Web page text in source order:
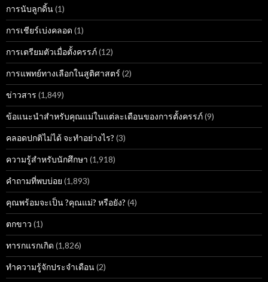
การนับลูกดิ้น(1)
การเชียร์เบ่งคลอด (1)
การเตรียมตัวเมื่อตั้งครรภ์(12)
การแพทย์ทางเลือกในสูติศาสตร์ (2)
ข่าวสาร (1,849)
ข้อแนะนำสำหรับคุณแม่ในแต่ละเดือนของการตั้งครรภ์(9)
คลอดปกติไม่ได้ จะทำอย่างไร? (3)
ความรู้สำหรับนักศึกษา (1,918)
คำถามที่พบบ่อย (1,893)
คุณพร้อมจะเป็น ?คุณแม่? หรือยัง? (4)
ตกขาว (1)
ทารกแรกเกิด (1,826)
ทำความรู้จักประจำเดือน(2)